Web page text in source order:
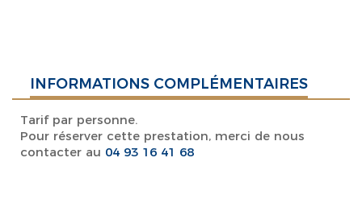
INFORMATIONS COMPLÉMENTAIRES
Tarif par personne.
Pour réserver cette prestation, merci de nous
contacter au 04 93 16 41 68